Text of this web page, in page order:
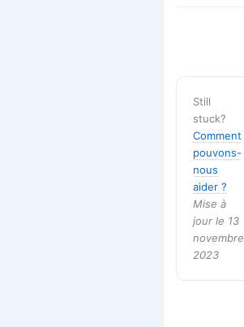
Still
stuck?
Comment
pouvons-
nous
aider ?
Mise à
jour le 13
novembre
2023